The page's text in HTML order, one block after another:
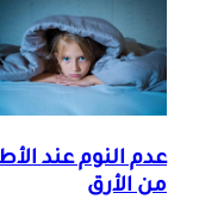
عدم النوم عند
من الأرق